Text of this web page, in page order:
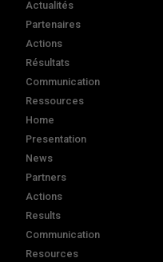
Actualités
Partenaires
Actions
Résultats
Communication
Ressources
Home
Presentation
News
Partners
Actions
Results
Communication
Resources